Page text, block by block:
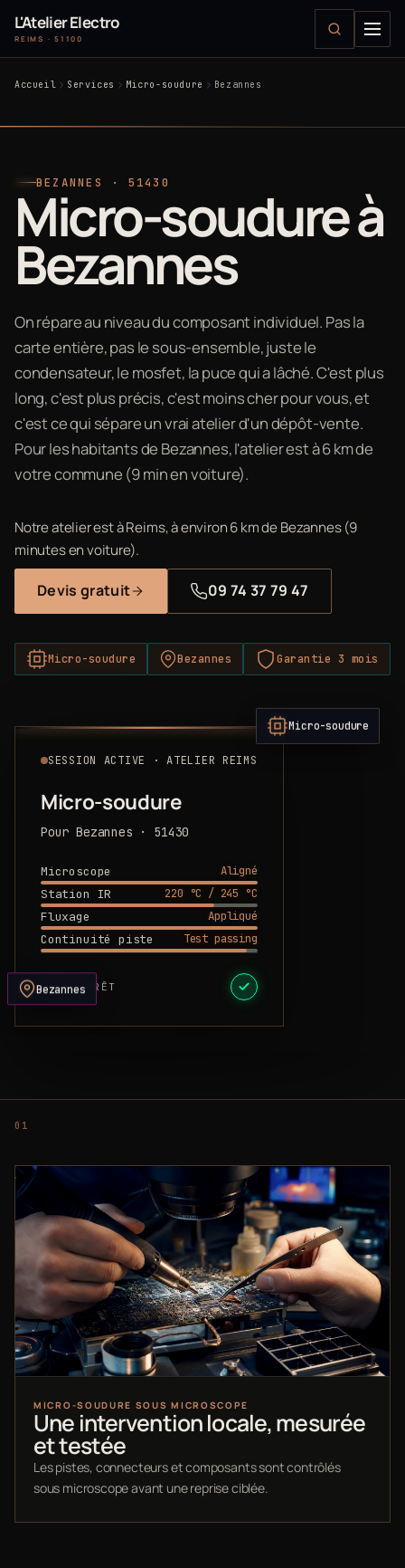
L'Atelier Electro
REIMS · 51100
Accueil Services Micro-soudure Bezannes
BEZANNES · 51430
Micro-soudure à
Bezannes
On répare au niveau du composant individuel. Pas la
carte entière, pas le sous-ensemble, juste le
condensateur, le mosfet, la puce qui a lâché. C'est plus
long, c'est plus précis, c'est moins cher pour vous, et
c'est ce qui sépare un vrai atelier d'un dépôt-vente.
Pour les habitants de Bezannes, l'atelier est à 6 km de
votre commune (9 min en voiture).
Notre atelier est à Reims, à environ 6 km de Bezannes (9
minutes en voiture).
Devis gratuit 09 74 37 79 47
Micro-soudure Bezannes Garantie 3 mois
SESSION ACTIVE · ATELIER REIMS
Micro-soudure
Pour Bezannes · 51430
Microscope
Aligné
Station IR
220 °C / 245 °C
Fluxage
Appliqué
Continuité piste
Test passing
DEVIS PRÊT
Micro-soudure
Bezannes
MICRO-SOUDURE SOUS MICROSCOPE
Une intervention locale, mesurée
et testée
Les pistes, connecteurs et composants sont contrôlés
sous microscope avant une reprise ciblée.